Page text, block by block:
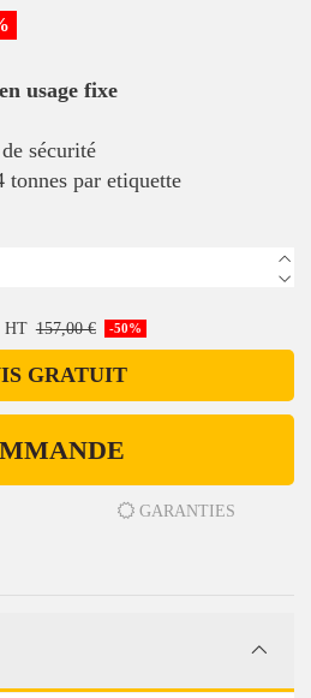
usage fixe
sécurité
tonnes par etiquette
HT 157,00 € -50%
GRATUIT
GARANTIES